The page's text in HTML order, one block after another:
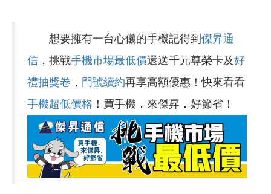
想要擁有一台心儀的手機記得到 傑昇通
信 ，挑戰手機市場最低價還送千元尊榮卡及好
禮抽獎卷 ， 門號續約再享高額優惠！快來看看
手機超低價格 ！買手機．來傑昇．好節省！